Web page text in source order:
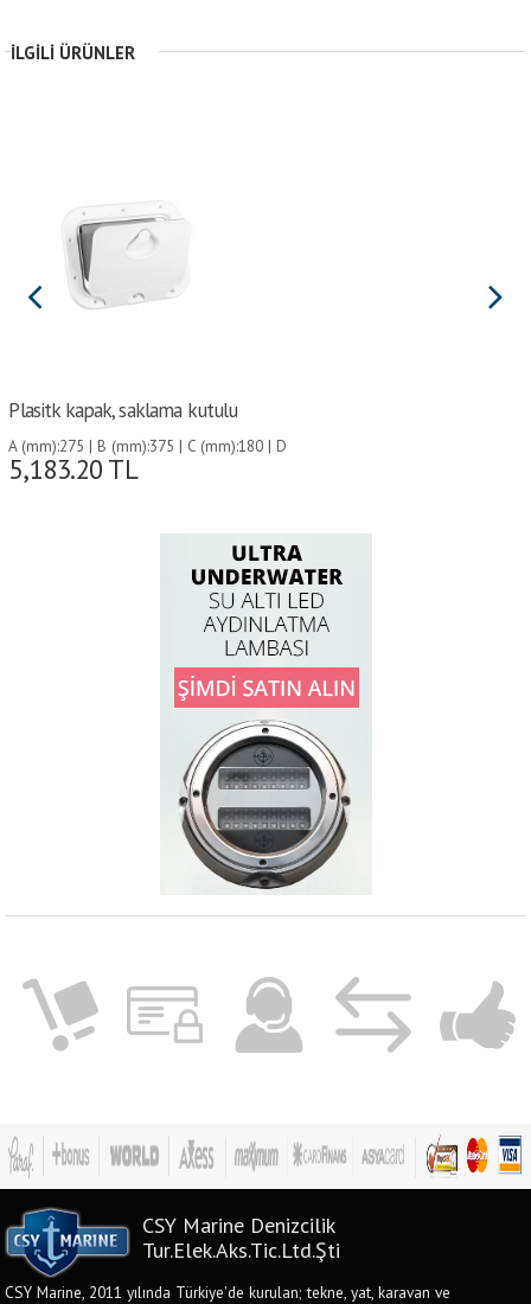
İLGILI ÜRÜNLER
Plasitk kapak, saklama kutulu
A (mm):275 | B (mm):375 | C (mm):180 | D
(mm):280 | G (mm):220 | H (mm):198 | I
(mm):298 |
5,183.20 TL
CSY Marine Denizcilik
Tur.Elek.Aks.Tic.Ltd.Şti
CSY Marine, 2011 yılında Türkiye'de kurulan; tekne, yat, karavan ve